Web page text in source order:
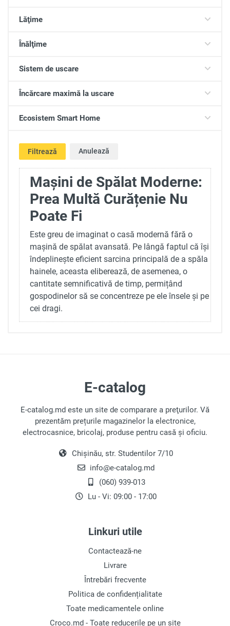
Lăţime
Înălţime
Sistem de uscare
Încărcare maximă la uscare
Ecosistem Smart Home
Filtrează Anulează
Mașini de Spălat Moderne:
Prea Multă Curățenie Nu
Poate Fi
Este greu de imaginat o casă modernă fără o
mașină de spălat avansată. Pe lângă faptul că își
îndeplinește eficient sarcina principală de a spăla
hainele, aceasta eliberează, de asemenea, o
cantitate semnificativă de timp, permițând
gospodinelor să se concentreze pe ele însele și pe
cei dragi.
de spălat, ci și la invenția acesteia. Această
formă de mașină de spălat este cu adevărat un
gest minunat.
De asemenea, veți afla despre originile expresiei
„spălare de bani” și despre cum mașinile de
spălat sunt legate de Al Capone.
Originea Primelor Mașini de
Inițial, se folosea o sfoară! Similar cu mașinile de
spălat moderne, aceasta scăpa marinarii de mult
efort în curățarea hainelor lor. Ei legau hainele de
ea și le aruncau peste bord, unde curenții de apă
spălau murdăria.
Cu toate acestea, această metodă era disponibilă
doar pentru marinari; restul lumii din secolul XIX
se baza în continuare pe muncă plătită, care nu
E-catalog
E-catalog.md este un site de comparare a preţurilor. Vă
prezentăm prețurile magazinelor la electronice,
electrocasnice, bricolaj, produse pentru casă și oficiu.
Chișinău, str. Studentilor 7/10
info@e-catalog.md
(060) 939-013
Lu - Vi: 09:00 - 17:00
Linkuri utile
Contactează-ne
Livrare
Întrebări frecvente
Politica de confidențialitate
Toate medicamentele online
Croco.md - Toate reducerile pe un site